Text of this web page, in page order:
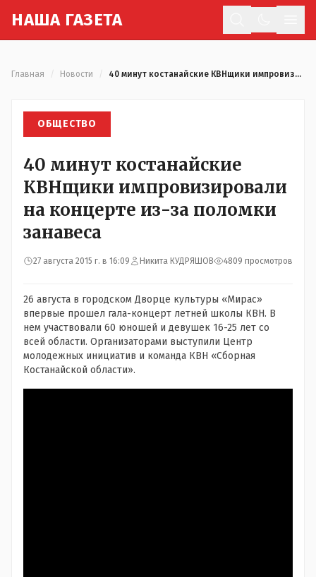
НАША ГАЗЕТА
Главная Новости 40 минут костанайские КВНщики импровизировали на концерте из-за поломки занавеса
ОБЩЕСТВО
40 минут костанайские
КВНщики импровизировали
на концерте из-за поломки
занавеса
27 августа 2015 г. в 16:09 Никита КУДРЯШОВ 4809 просмотров
26 августа в городском Дворце культуры «Мирас»
впервые прошел гала-концерт летней школы КВН. В
нем участвовали 60 юношей и девушек 16-25 лет со
всей области. Организаторами выступили Центр
молодежных инициатив и команда КВН «Сборная
Костанайской области».